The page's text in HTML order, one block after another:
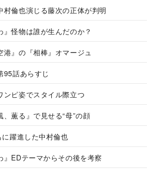
村倫也演じる藤次の正体が判明
』怪物は誰が生んだのか？
港』の『相棒』オマージュ
95話あらすじ
ンピ姿でスタイル際立つ
、薫る』で見せる“母”の顔
に躍進した中村倫也
』EDテーマからその後を考察